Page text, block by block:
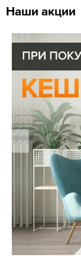
Наши акции